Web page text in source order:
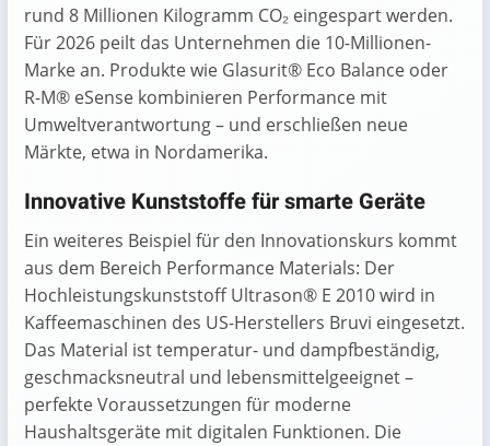
rund 8 Millionen Kilogramm CO₂ eingespart werden.
Für 2026 peilt das Unternehmen die 10-Millionen-
Marke an. Produkte wie Glasurit® Eco Balance oder
R-M® eSense kombinieren Performance mit
Umweltverantwortung – und erschließen neue
Märkte, etwa in Nordamerika.
Innovative Kunststoffe für smarte Geräte
Ein weiteres Beispiel für den Innovationskurs kommt
aus dem Bereich Performance Materials: Der
Hochleistungskunststoff Ultrason® E 2010 wird in
Kaffeemaschinen des US-Herstellers Bruvi eingesetzt.
Das Material ist temperatur- und dampfbeständig,
geschmacksneutral und lebensmittelgeeignet –
perfekte Voraussetzungen für moderne
Haushaltsgeräte mit digitalen Funktionen. Die